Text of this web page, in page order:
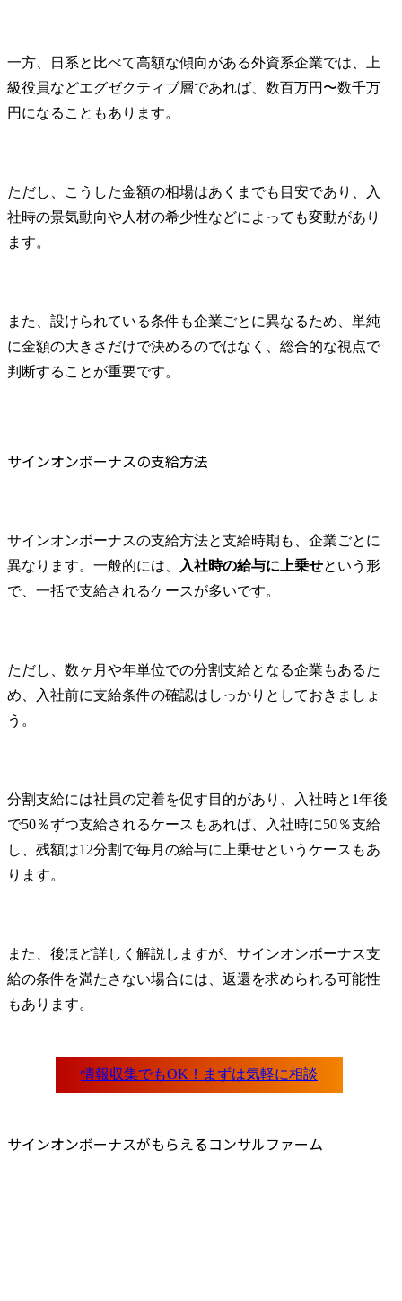
一方、日系と比べて高額な傾向がある外資系企業では、上
級役員などエグゼクティブ層であれば、数百万円〜数千万
円になることもあります。
ただし、こうした金額の相場はあくまでも目安であり、入
社時の景気動向や人材の希少性などによっても変動があり
ます。
また、設けられている条件も企業ごとに異なるため、単純
に金額の大きさだけで決めるのではなく、総合的な視点で
判断することが重要です。
サインオンボーナスの支給方法
サインオンボーナスの支給方法と支給時期も、企業ごとに
異なります。一般的には、
入社時の給与に上乗せという形
で、一括で支給されるケースが多いです。
ただし、数ヶ月や年単位での分割支給となる企業もあるた
め、入社前に支給条件の確認はしっかりとしておきましょ
う。
分割支給には社員の定着を促す目的があり、入社時と1年後
で50％ずつ支給されるケースもあれば、入社時に50％支給
し、残額は12分割で毎月の給与に上乗せというケースもあ
ります。
また、後ほど詳しく解説しますが、サインオンボーナス支
給の条件を満たさない場合には、返還を求められる可能性
もあります。
サインオンボーナスがもらえるコンサルファーム